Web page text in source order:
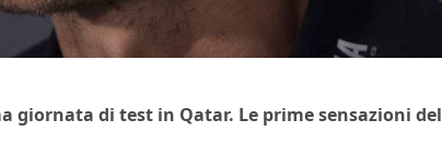
giornata di test in Qatar. Le prime sensazioni del